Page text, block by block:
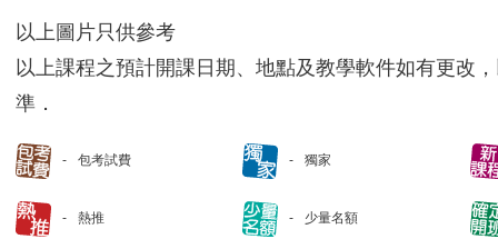
以上圖片只供參考
以上課程之預計開課日期、地點及教學軟件如有更改
準．
包考試費 獨家
熱推 少量名額